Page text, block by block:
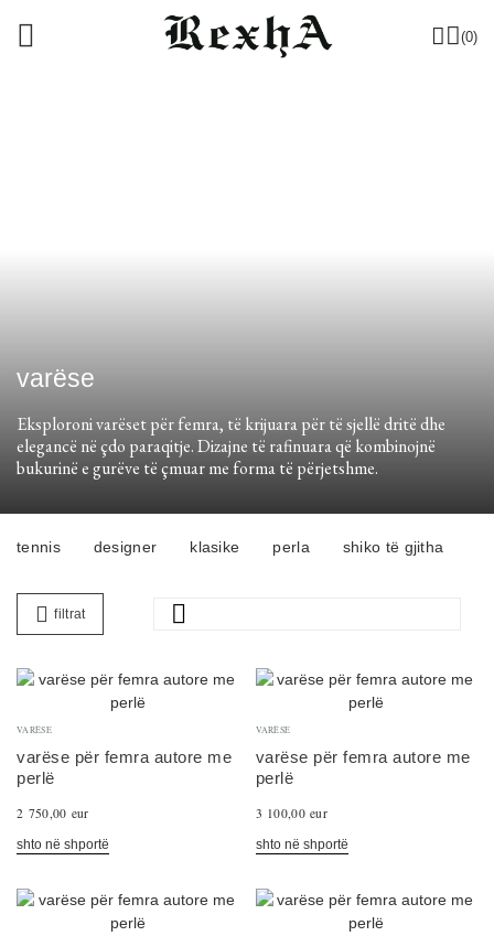
(0)
varëse
Eksploroni varëset për femra, të krijuara për të sjellë dritë dhe
elegancë në çdo paraqitje. Dizajne të rafinuara që kombinojnë
bukurinë e gurëve të çmuar me forma të përjetshme.
tennis designer klasike perla shiko të gjitha

filtrat
VARËSE
varëse për femra autore me
perlë
2 750,00 eur
shto në shportë
VARËSE
varëse për femra autore me
perlë
3 100,00 eur
shto në shportë